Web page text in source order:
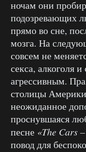
ночам они
подозревающих
прямо во сне,
мозга. На
совсем не
секса, алкоголя
агрессивным.
столицы
неожиданное
проснувшаяся
песне «The Cars
повод для